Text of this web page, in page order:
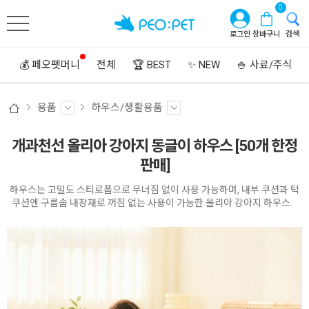
로그인 장바구니
0
검색
💰 페오펫머니 전체 🏆 BEST ✨ NEW 🍚 사료/주식
용품 하우스/생활용품
개과천선 올리아 강아지 동글이 하우스 [50개 한정
판매]
하우스는 고밀도 스티로폼으로 무너짐 없이 사용 가능하며, 내부 쿠션과 턱
쿠션엔 구름솜 내장재로 꺼짐 없는 사용이 가능한 올리아 강아지 하우스.